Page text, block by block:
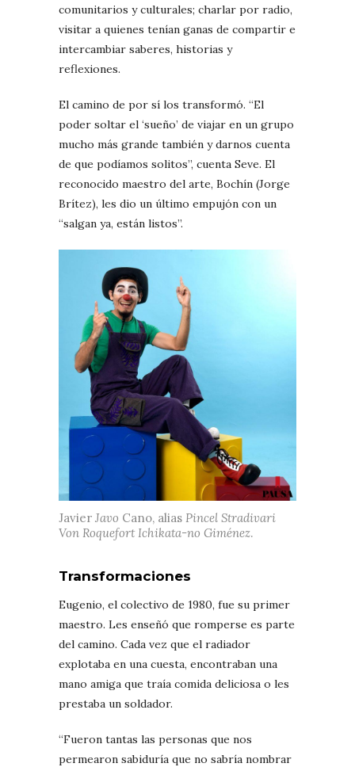
comunitarios y culturales; charlar por radio,
visitar a quienes tenían ganas de compartir e
intercambiar saberes, historias y
reflexiones.
El camino de por sí los transformó. “El
poder soltar el ‘sueño’ de viajar en un grupo
mucho más grande también y darnos cuenta
de que podíamos solitos”, cuenta Seve. El
reconocido maestro del arte, Bochín (Jorge
Brítez), les dio un último empujón con un
“salgan ya, están listos”.
Javier Javo Cano, alias Pincel Stradivari
Von Roquefort Ichikata-no Giménez.
Transformaciones
Eugenio, el colectivo de 1980, fue su primer
maestro. Les enseñó que romperse es parte
del camino. Cada vez que el radiador
explotaba en una cuesta, encontraban una
mano amiga que traía comida deliciosa o les
prestaba un soldador.
“Fueron tantas las personas que nos
permearon sabiduría que no sabría nombrar